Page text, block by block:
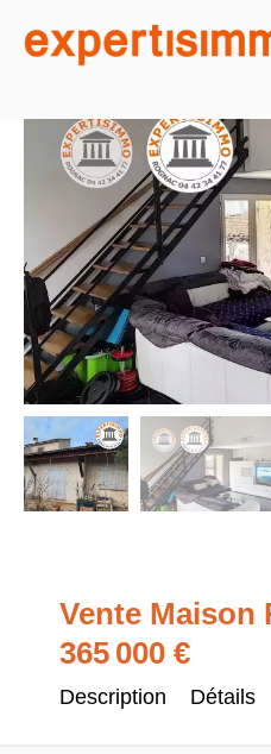
Vente Maison
365 000 €
Description Détails